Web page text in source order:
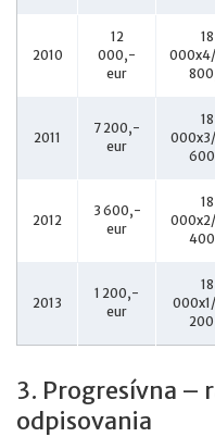
2010
12
000,-
eur
18
2011
7 200,-
eur
18
000x3/
2012
3 600,-
eur
18
000x2/
2013
1 200,-
eur
18
000x1/
3. Progresívna –
odpisovania